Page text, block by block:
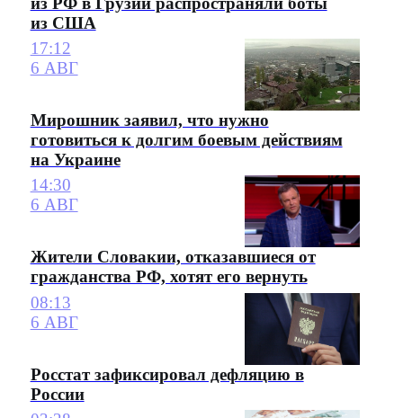
из США
17:12
6 АВГ
Мирошник заявил, что нужно
готовиться к долгим боевым действиям
на Украине
14:30
6 АВГ
Жители Словакии, отказавшиеся от
гражданства РФ, хотят его вернуть
08:13
6 АВГ
Росстат зафиксировал дефляцию в
России